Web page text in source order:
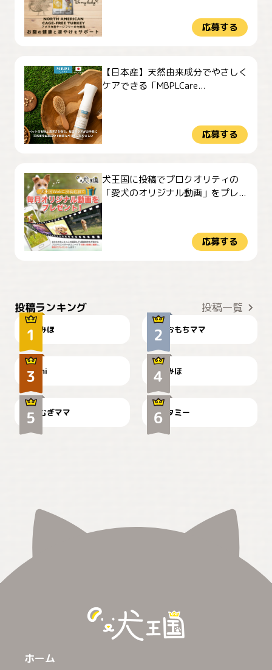
応募する
【日本産】天然由来成分でやさしく
ケアできる「MBPLCare...
応募する
犬王国に投稿でプロクオリティの
「愛犬のオリジナル動画」をプレ...
応募する
投稿ランキング 投稿一覧
みほ おもちママ
可愛い？
mi
見てるぞぉ
みほ
🌻とむぎ！
むぎママ
ドーベルマンのお友達邸に
て
タミー
ホーム